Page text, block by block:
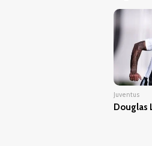
Juventus
Douglas